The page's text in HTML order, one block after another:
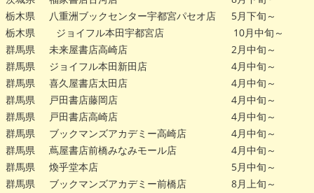
栃木県
八重洲ブックセンター宇都宮パセオ店
5月下旬～
栃木県
ジョイフル本田宇都宮店
10月中旬～
群馬県
未来屋書店高崎店
2月中旬～
群馬県
ジョイフル本田新田店
4月中旬～
群馬県
喜久屋書店太田店
4月中旬～
群馬県
戸田書店藤岡店
4月中旬～
群馬県
戸田書店高崎店
4月中旬～
群馬県
ブックマンズアカデミー高崎店
4月中旬～
群馬県
蔦屋書店前橋みなみモール店
4月中旬～
群馬県
煥乎堂本店
5月中旬～
群馬県
ブックマンズアカデミー前橋店
8月上旬～